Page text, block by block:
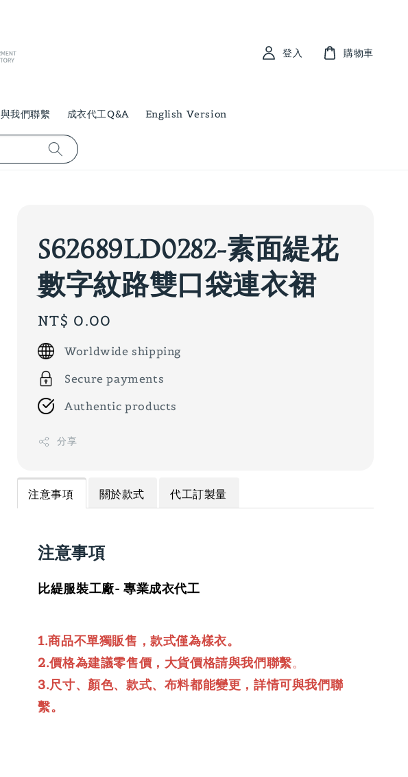
與我們聯繫 成衣代工Q&A English Version
登入 購物車
S62689LD0282-素面緹花
數字紋路雙口袋連衣裙
Regular
price
NT$ 0.00
Worldwide shipping
Secure payments
Authentic products
分享
注意事項 關於款式 代工訂製量
注意事項
比緹服裝工廠- 專業成衣代工
1.商品不單獨販售，款式僅為樣衣。
2.價格為建議零售價，大貨價格請與我們聯繫。
3.尺寸、顏色、款式、布料都能變更，詳情可與我們聯
繫。